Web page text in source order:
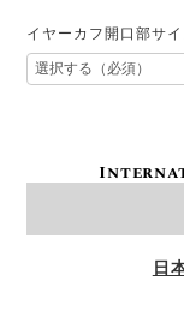
イヤーカフ開口部サ
日